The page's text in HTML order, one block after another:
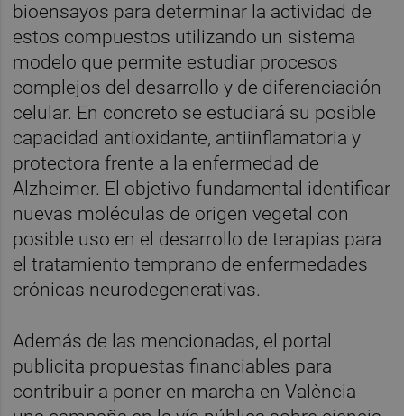
bioensayos para determinar la actividad de
estos compuestos utilizando un sistema
modelo que permite estudiar procesos
complejos del desarrollo y de diferenciación
celular. En concreto se estudiará su posible
capacidad antioxidante, antiinflamatoria y
protectora frente a la enfermedad de
Alzheimer. El objetivo fundamental identificar
nuevas moléculas de origen vegetal con
posible uso en el desarrollo de terapias para
el tratamiento temprano de enfermedades
crónicas neurodegenerativas.
Además de las mencionadas, el portal
publicita propuestas financiables para
contribuir a poner en marcha en València